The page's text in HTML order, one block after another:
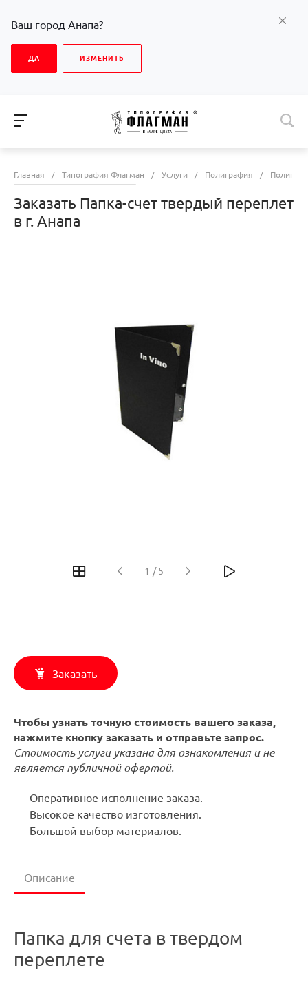
Ваш город Анапа?
ДА ИЗМЕНИТЬ
Главная / Типография Флагман / Услуги / Полиграфия /
Заказать Папка-счет твердый переплет
в г. Анапа
1 / 5
Заказать
Чтобы узнать точную стоимость вашего заказа,
нажмите кнопку заказать и отправьте запрос.
Стоимость услуги указана для ознакомления и не
является публичной офертой.
Оперативное исполнение заказа.
Высокое качество изготовления.
Большой выбор материалов.
Описание
Папка для счета в твердом
переплете